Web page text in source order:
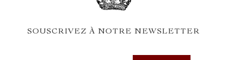
SOUSCRIVEZ À NOTRE NEWSLETTER